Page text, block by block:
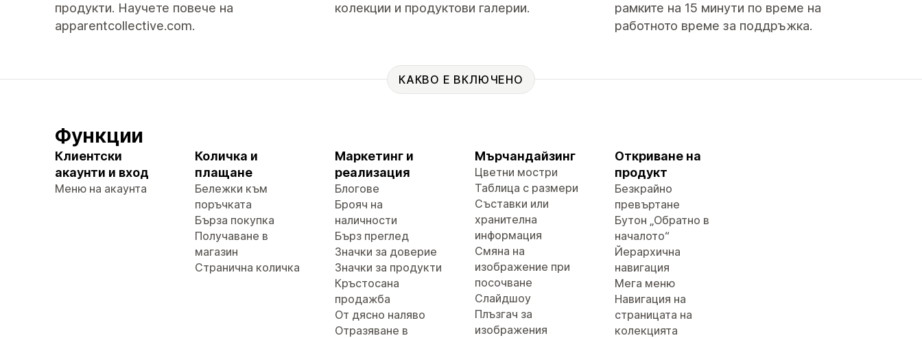
продукти. Научете повече на
apparentcollective.com.
колекции и продуктови галерии.
рамките на 15 минути по време на
работното време за поддръжка.
КАКВО Е ВКЛЮЧЕНО
Функции
Клиентски
акаунти и вход
Меню на акаунта
Количка и
плащане
Бележки към
поръчката
Бърза покупка
Получаване в
магазин
Странична количка
Маркетинг и
реализация
Блогове
Брояч на
наличности
Бърз преглед
Значки за доверие
Значки за продукти
Кръстосана
продажба
От дясно наляво
Отразяване в
Мърчандайзинг
Цветни мостри
Таблица с размери
Съставки или
хранителна
информация
Смяна на
изображение при
посочване
Слайдшоу
Плъзгач за
изображения
Откриване на
продукт
Безкрайно
превъртане
Бутон „Обратно в
началото“
Йерархична
навигация
Мега меню
Навигация на
страницата на
колекцията